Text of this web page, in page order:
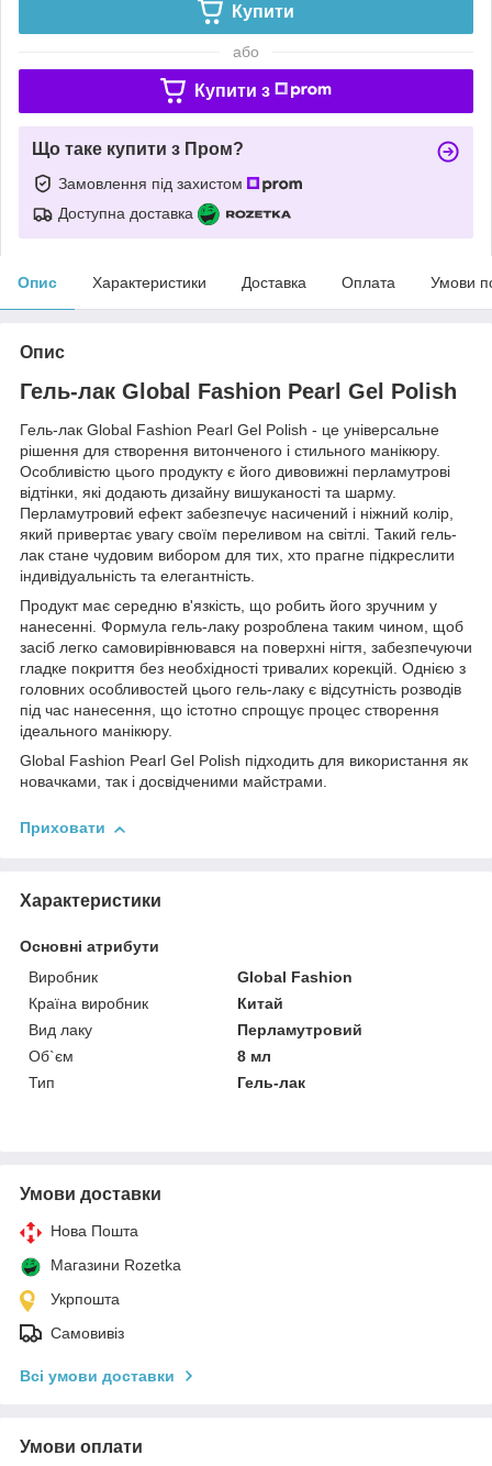
Купити
або
Купити з
Що таке купити з Пром?
Замовлення під захистом
Доступна доставка
Опис Характеристики Доставка Оплата Умови
Опис
Гель-лак Global Fashion Pearl Gel Polish
Гель-лак Global Fashion Pearl Gel Polish - це універсальне
рішення для створення витонченого і стильного манікюру.
Особливістю цього продукту є його дивовижні перламутрові
відтінки, які додають дизайну вишуканості та шарму.
Перламутровий ефект забезпечує насичений і ніжний колір,
який привертає увагу своїм переливом на світлі. Такий гель-
лак стане чудовим вибором для тих, хто прагне підкреслити
індивідуальність та елегантність.
Продукт має середню в'язкість, що робить його зручним у
нанесенні. Формула гель-лаку розроблена таким чином, щоб
засіб легко самовирівнювався на поверхні нігтя, забезпечуючи
гладке покриття без необхідності тривалих корекцій. Однією з
головних особливостей цього гель-лаку є відсутність розводів
під час нанесення, що істотно спрощує процес створення
ідеального манікюру.
Global Fashion Pearl Gel Polish підходить для використання як
новачками, так і досвідченими майстрами.
Приховати
Характеристики
Основні атрибути
Виробник
Global Fashion
Країна виробник
Китай
Вид лаку
Перламутровий
Об`єм
8 мл
Тип
Гель-лак
Умови доставки
Нова Пошта
Магазини Rozetka
Укрпошта
Самовивіз
Всі умови доставки
Умови оплати